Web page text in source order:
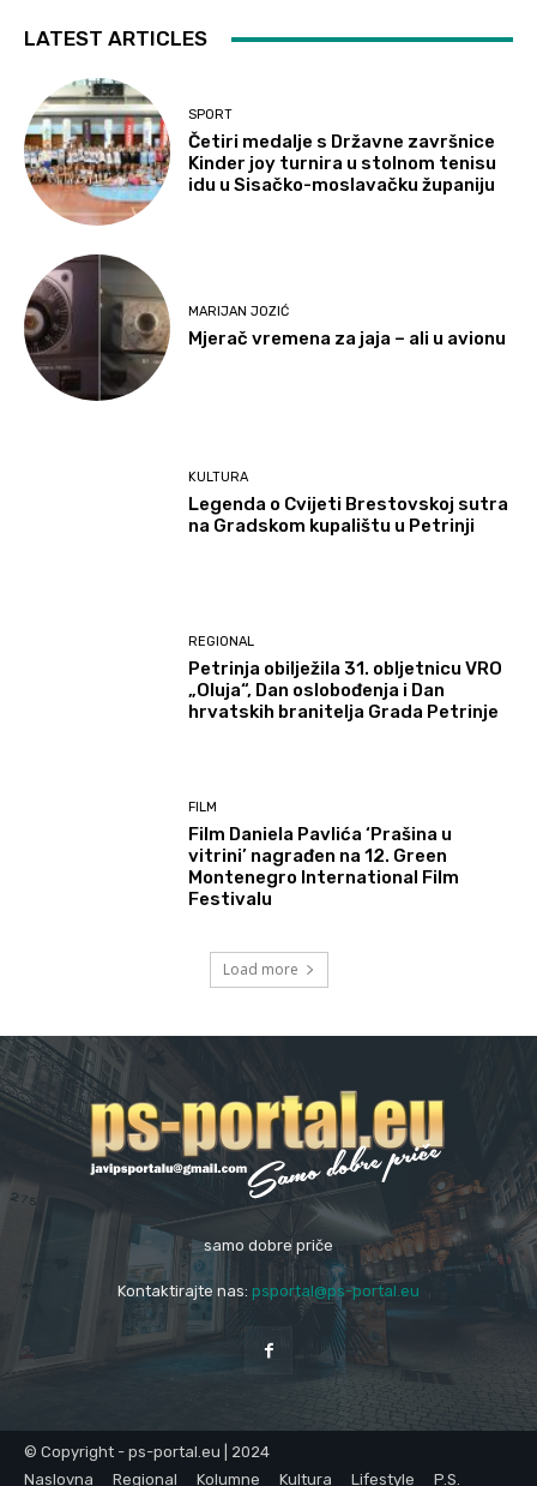
LATEST ARTICLES
SPORT
Četiri medalje s Državne završnice
Kinder joy turnira u stolnom tenisu
idu u Sisačko-moslavačku županiju
MARIJAN JOZIĆ
Mjerač vremena za jaja – ali u avionu
KULTURA
Legenda o Cvijeti Brestovskoj sutra
na Gradskom kupalištu u Petrinji
REGIONAL
Petrinja obilježila 31. obljetnicu VRO
„Oluja“, Dan oslobođenja i Dan
hrvatskih branitelja Grada Petrinje
FILM
Film Daniela Pavlića ‘Prašina u
vitrini’ nagrađen na 12. Green
Montenegro International Film
Festivalu
Load more
samo dobre priče
Kontaktirajte nas: psportal@ps-portal.eu
© Copyright - ps-portal.eu | 2024
Naslovna
Regional Kolumne Kultura Lifestyle P.S.